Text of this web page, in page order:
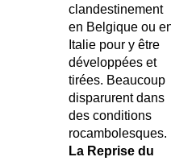
clandestinement
en Belgique ou
Italie pour y être
développées et
tirées. Beaucoup
disparurent dans
des conditions
rocambolesques.
La Reprise du